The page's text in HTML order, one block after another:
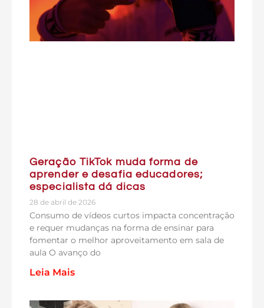
Geração TikTok muda forma de
aprender e desafia educadores;
especialista dá dicas
28 de abril de 2026
Consumo de vídeos curtos impacta concentração
e requer mudanças na forma de ensinar para
fomentar o melhor aproveitamento em sala de
aula O avanço do
Leia Mais